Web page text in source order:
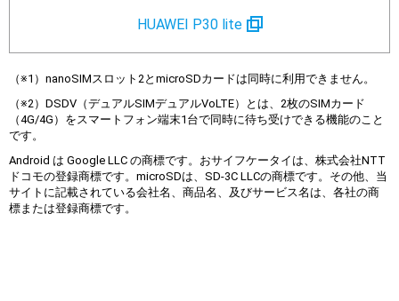
HUAWEI P30 lite
（※1）nanoSIMスロット2とmicroSDカードは同時に利用できません。
（※2）DSDV（デュアルSIMデュアルVoLTE）とは、2枚のSIMカード
（4G/4G）をスマートフォン端末1台で同時に待ち受けできる機能のこと
です。
Android は Google LLC の商標です。おサイフケータイは、株式会社NTT
ドコモの登録商標です。microSDは、SD-3C LLCの商標です。その他、当
サイトに記載されている会社名、商品名、及びサービス名は、各社の商
標または登録商標です。